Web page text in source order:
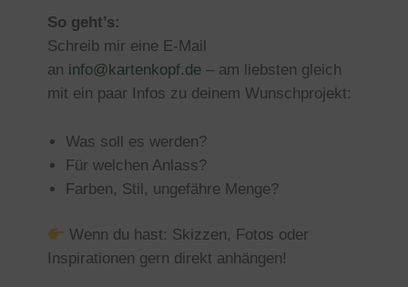
So geht’s:
Schreib mir eine E-Mail
an info@kartenkopf.de – am liebsten gleich
mit ein paar Infos zu deinem Wunschprojekt:
Was soll es werden?
Für welchen Anlass?
Farben, Stil, ungefähre Menge?
Wenn du hast: Skizzen, Fotos oder
Inspirationen gern direkt anhängen!